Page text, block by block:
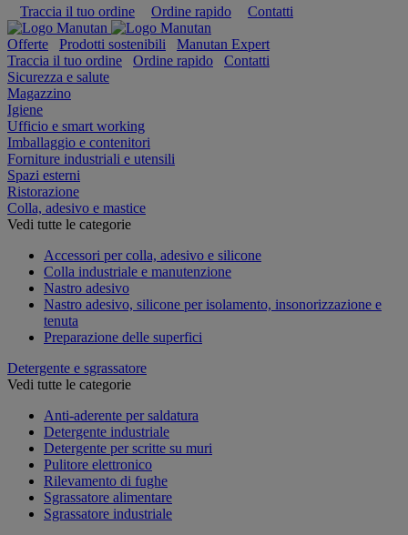
Traccia il tuo ordine
Ordine rapido Contatti
Offerte Prodotti sostenibili
Manutan Expert
Traccia il tuo ordine
Ordine rapido
Contatti
Sicurezza e salute
Magazzino
Igiene
Ufficio e smart working
Imballaggio e contenitori
Forniture industriali e utensili
Spazi esterni
Ristorazione
Colla, adesivo e mastice
Vedi tutte le categorie
Accessori per colla, adesivo e silicone
Colla industriale e manutenzione
Nastro adesivo
Nastro adesivo, silicone per isolamento, insonorizzazione e
tenuta
Preparazione delle superfici
Detergente e sgrassatore
Vedi tutte le categorie
Anti-aderente per saldatura
Detergente industriale
Detergente per scritte su muri
Pulitore elettronico
Rilevamento di fughe
Sgrassatore alimentare
Sgrassatore industriale